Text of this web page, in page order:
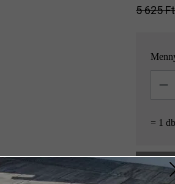
5 625
= 1 db